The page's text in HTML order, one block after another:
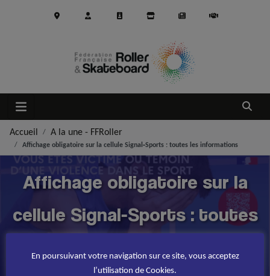
Ouvrir
Accueil A la une - FFRoller
Affichage obligatoire sur la cellule Signal‑Sports : toutes les informations
Affichage obligatoire sur la
cellule Signal‑Sports : toutes
les informations
En poursuivant votre navigation sur ce site, vous acceptez
l’utilisation de Cookies.